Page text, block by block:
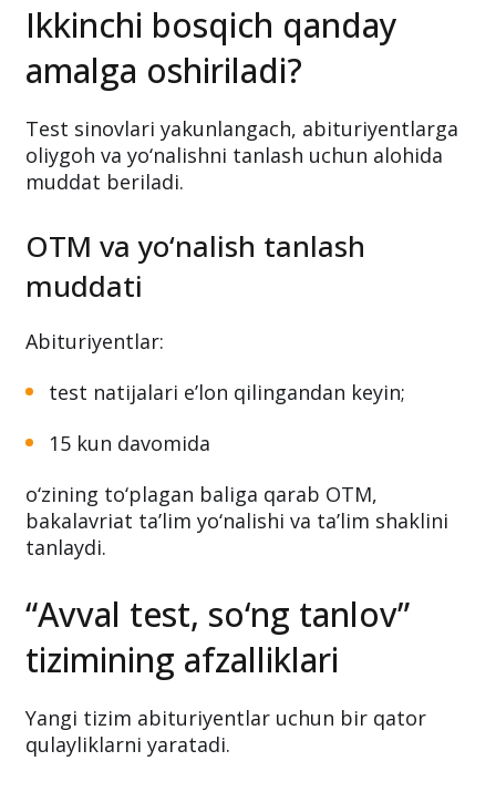
Ikkinchi bosqich qanday
amalga oshiriladi?
Test sinovlari yakunlangach, abituriyentlarga
oliygoh va yo‘nalishni tanlash uchun alohida
muddat beriladi.
OTM va yo‘nalish tanlash
muddati
Abituriyentlar:
test natijalari e’lon qilingandan keyin;
15 kun davomida
o‘zining to‘plagan baliga qarab OTM,
bakalavriat ta’lim yo‘nalishi va ta’lim shaklini
tanlaydi.
“Avval test, so‘ng tanlov”
tizimining afzalliklari
Yangi tizim abituriyentlar uchun bir qator
qulayliklarni yaratadi.